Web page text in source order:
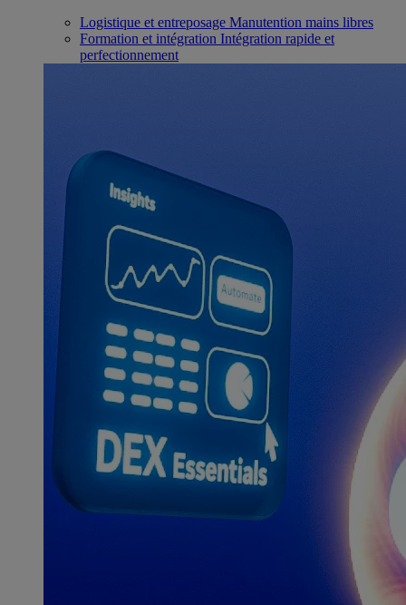
Logistique et entreposage Manutention mains libres
Formation et intégration Intégration rapide et
perfectionnement